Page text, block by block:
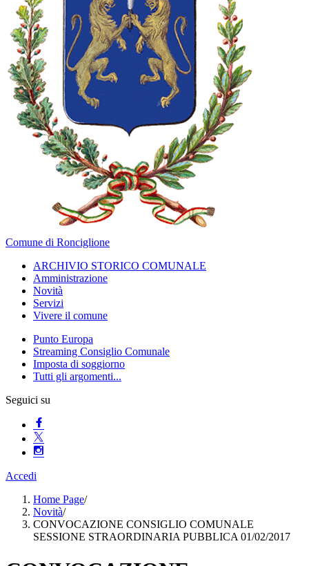
Comune di Ronciglione
ARCHIVIO STORICO COMUNALE
Amministrazione
Novità
Servizi
Vivere il comune
Punto Europa
Streaming Consiglio Comunale
Imposta di soggiorno
Tutti gli argomenti...
Seguici su
Accedi
Home Page/
Novità/
CONVOCAZIONE CONSIGLIO COMUNALE
SESSIONE STRAORDINARIA PUBBLICA 01/02/2017